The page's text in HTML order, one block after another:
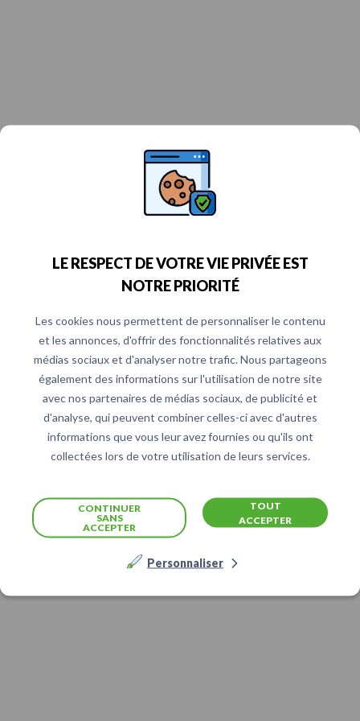
LE RESPECT DE VOTRE VIE PRIVÉE EST
NOTRE PRIORITÉ
Les cookies nous permettent de personnaliser le contenu
et les annonces, d'offrir des fonctionnalités relatives aux
médias sociaux et d'analyser notre trafic. Nous partageons
également des informations sur l'utilisation de notre site
avec nos partenaires de médias sociaux, de publicité et
d'analyse, qui peuvent combiner celles-ci avec d'autres
informations que vous leur avez fournies ou qu'ils ont
collectées lors de votre utilisation de leurs services.
TOUT
ACCEPTER
CONTINUER
SANS
ACCEPTER
Personnaliser